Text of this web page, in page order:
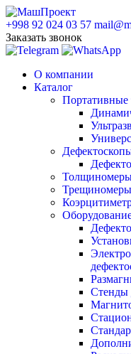
+998 92 024 03 57
Заказать звонок
О компании
Каталог
Портативные
Трещиномеры
Стенды